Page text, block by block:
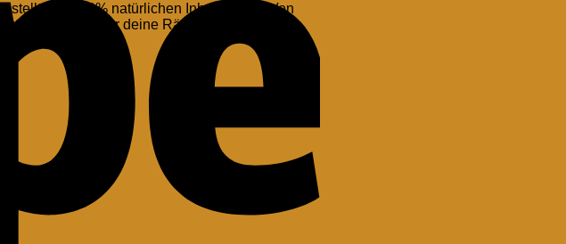
aus 100% natürlichen Inhaltstoffen. Von
Ergänzung für deine Räucherpraxis und